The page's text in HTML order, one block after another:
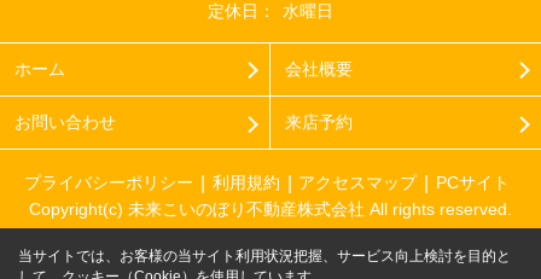
定休日：
水曜日
ホーム 会社概要
お問い合わせ 来店予約
プライバシーポリシー 利用規約 アクセスマップ
PCサイト
Copyright(c) 未来こいのぼり不動産株式会社 All rights reserved.
当サイトでは、お客様の当サイト利用状況把握、サービス向上検討を目的と